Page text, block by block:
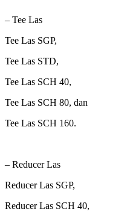
– Tee Las
Tee Las SGP,
Tee Las STD,
Tee Las SCH 40,
Tee Las SCH 80, dan
Tee Las SCH 160.
– Reducer Las
Reducer Las SGP,
Reducer Las SCH 40,